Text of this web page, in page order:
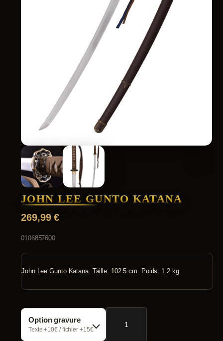
JOHN LEE GUNTO KATANA
269,99€
0106857600
John Lee Gunto Katana. Taille: 102.5 cm. Poids: 1.2 kg
Option gravure
Texte +10€ / fichier +15€
quantité
Lee